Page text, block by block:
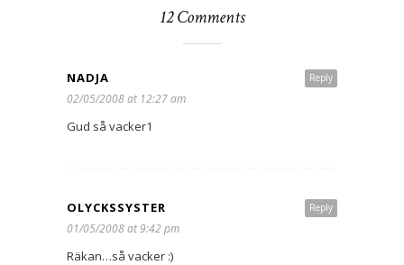
12 Comments
Reply
NADJA
02/05/2008 at 12:27 am
Gud så vacker1
Reply
OLYCKSSYSTER
01/05/2008 at 9:42 pm
Räkan…så vacker :)